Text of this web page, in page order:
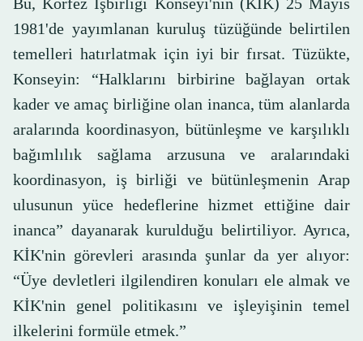
1981'de yayımlanan kuruluş tüzüğünde belirtilen
temelleri hatırlatmak için iyi bir fırsat. Tüzükte,
Konseyin: “Halklarını birbirine bağlayan ortak
kader ve amaç birliğine olan inanca, tüm alanlarda
aralarında koordinasyon, bütünleşme ve karşılıklı
bağımlılık sağlama arzusuna ve aralarındaki
koordinasyon, iş birliği ve bütünleşmenin Arap
ulusunun yüce hedeflerine hizmet ettiğine dair
inanca” dayanarak kurulduğu belirtiliyor. Ayrıca,
KİK'nin görevleri arasında şunlar da yer alıyor:
“Üye devletleri ilgilendiren konuları ele almak ve
KİK'nin genel politikasını ve işleyişinin temel
ilkelerini formüle etmek.”